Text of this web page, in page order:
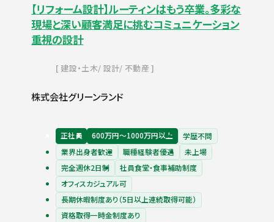
【リフォーム設計】ルーティンはもう卒業。多彩な
現場と深い顧客満足に挑むコミュニケーション
重視の設計
建設・土木 設計 不動産
株式会社グリーンランド
正社員 600万円〜1000万円以上
学歴不問
業界出身者歓迎
職種経験者優遇
未上場
完全週休2日制
社員食堂・食事補助制度
オフィスカジュアル可
長期休暇制度あり（5日以上連続取得可能）
資格取得一時金制度あり